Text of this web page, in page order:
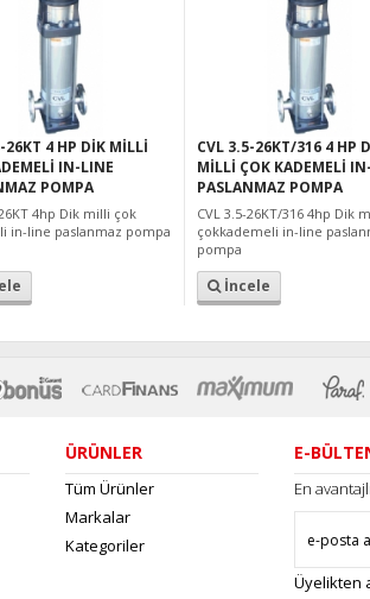
26KT 4 HP DİK MİLLİ
IN-LINE
POMPA
4hp Dik milli çok
in-line paslanmaz pompa
CVL 3.5-26KT/316 4 HP
MİLLİ ÇOK KADEMELİ
PASLANMAZ POMPA
CVL 3.5-26KT/316 4hp Dik
çokkademeli in-line
pompa
İncele
ÜRÜNLER
Tüm Ürünler
Markalar
Kategoriler
E-
En
Üyelikten